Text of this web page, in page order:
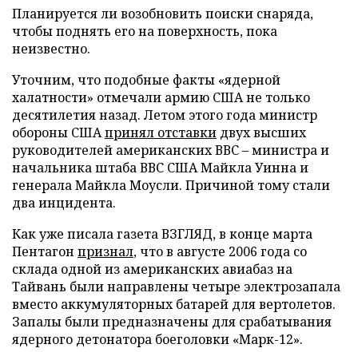
Планируется ли возобновить поиски снаряда,
чтобы поднять его на поверхность, пока
неизвестно.
Уточним, что подобные факты «ядерной
халатности» отмечали армию США не только
десятилетия назад. Летом этого года министр
обороны СШАпринял отставки двух высших
руководителей американских ВВС – министра и
начальника штаба ВВС США Майкла Уинна и
генерала Майкла Моусли. Причиной тому стали
два инцидента.
Как уже писала газета ВЗГЛЯД, в конце марта
Пентагон признал, что в августе 2006 года со
склада одной из американских авиабаз на
Тайвань были направлены четыре электрозапала
вместо аккумуляторных батарей для вертолетов.
Запалы были предназначены для срабатывания
ядерного детонатора боеголовки «Марк-12».